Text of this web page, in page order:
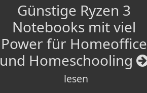
Günstige Ryzen 3
Notebooks mit viel
Power für Homeoffice
und Homeschooling
lesen